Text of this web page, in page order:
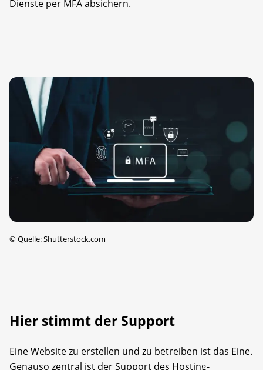
Dienste per MFA absichern.
©Quelle: Shutterstock.com
Hier stimmt der Support
Eine Website zu erstellen und zu betreiben ist das Eine.
Genauso zentral ist der Support des Hosting-